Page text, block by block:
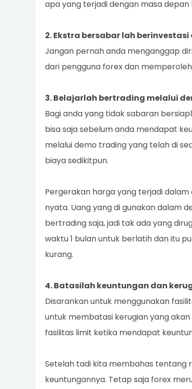
apa yang terjadi dengan masa
2. Ekstra bersabar lah
Jangan pernah anda menganggap
dari pengguna forex dan
3. Belajarlah bertrading melalui
Bagi anda yang tidak sabaran
bisa saja sebelum anda mendapat
melalui demo trading yang telah di
biaya sedikitpun.
Pergerakan harga yang terjadi
nyata. Uang yang di gunakan dalam
bertrading saja, jadi tak ada yang
waktu 1 bulan untuk berlatih dan itu
kurang.
4. Batasilah keuntungan dan
Disarankan untuk menggunakan
untuk membatasi kerugian yang
fasilitas limit ketika mendapat
Setelah tadi kita membahas tentang
keuntungannya. Tetap saja forex